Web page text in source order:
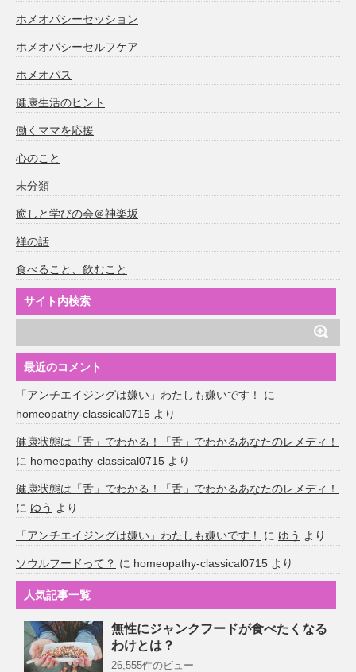
ホメオパシーセッション
ホメオパシーセルフケア
ホメオパス
健康生活のヒント
働くママを応援
心のこと
未分類
癒しと学びの会＠神楽坂
禅の話
食べること、飲むこと
サイト内検索
最近のコメント
「アンチエイジングは嫌い」わたしも嫌いです！
に
homeopathy-classical0715 より
健康状態は「舌」でわかる！「舌」でわかるあなたのレメディ！
に homeopathy-classical0715 より
健康状態は「舌」でわかる！「舌」でわかるあなたのレメディ！
に ゆう より
「アンチエイジングは嫌い」わたしも嫌いです！ に ゆう より
ソウルフードって？ に homeopathy-classical0715 より
人気記事一覧
無性にジャンクフードが食べたくなる
わけとは？
26,555件のビュー